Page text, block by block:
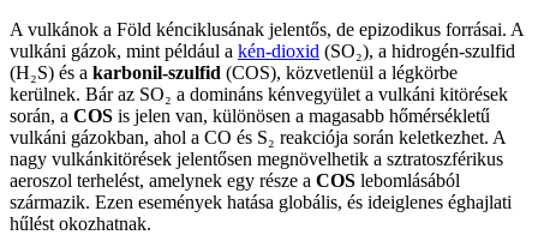
A vulkánok a Föld kénciklusának jelentős, de epizodikus forrásai. A
vulkáni gázok, mint például a kén-dioxid (SO₂), a hidrogén-szulfid
(H₂S) és a karbonil-szulfid (COS), közvetlenül a légkörbe
kerülnek. Bár az SO₂ a domináns kénvegyület a vulkáni kitörések
során, a COS is jelen van, különösen a magasabb hőmérsékletű
vulkáni gázokban, ahol a CO és S₂ reakciója során keletkezhet. A
nagy vulkánkitörések jelentősen megnövelhetik a sztratoszférikus
aeroszol terhelést, amelynek egy része a COS lebomlásából
származik. Ezen események hatása globális, és ideiglenes éghajlati
hűlést okozhatnak.